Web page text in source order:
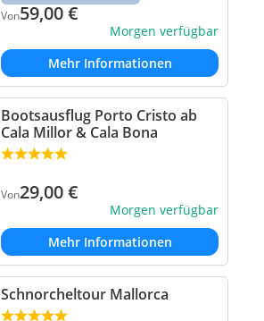
Von59,00€
Morgen verfügbar
Mehr Informationen
Bootsausflug Porto Cristo ab
Cala Millor & Cala Bona
Von29,00€
Morgen verfügbar
Mehr Informationen
Schnorcheltour Mallorca